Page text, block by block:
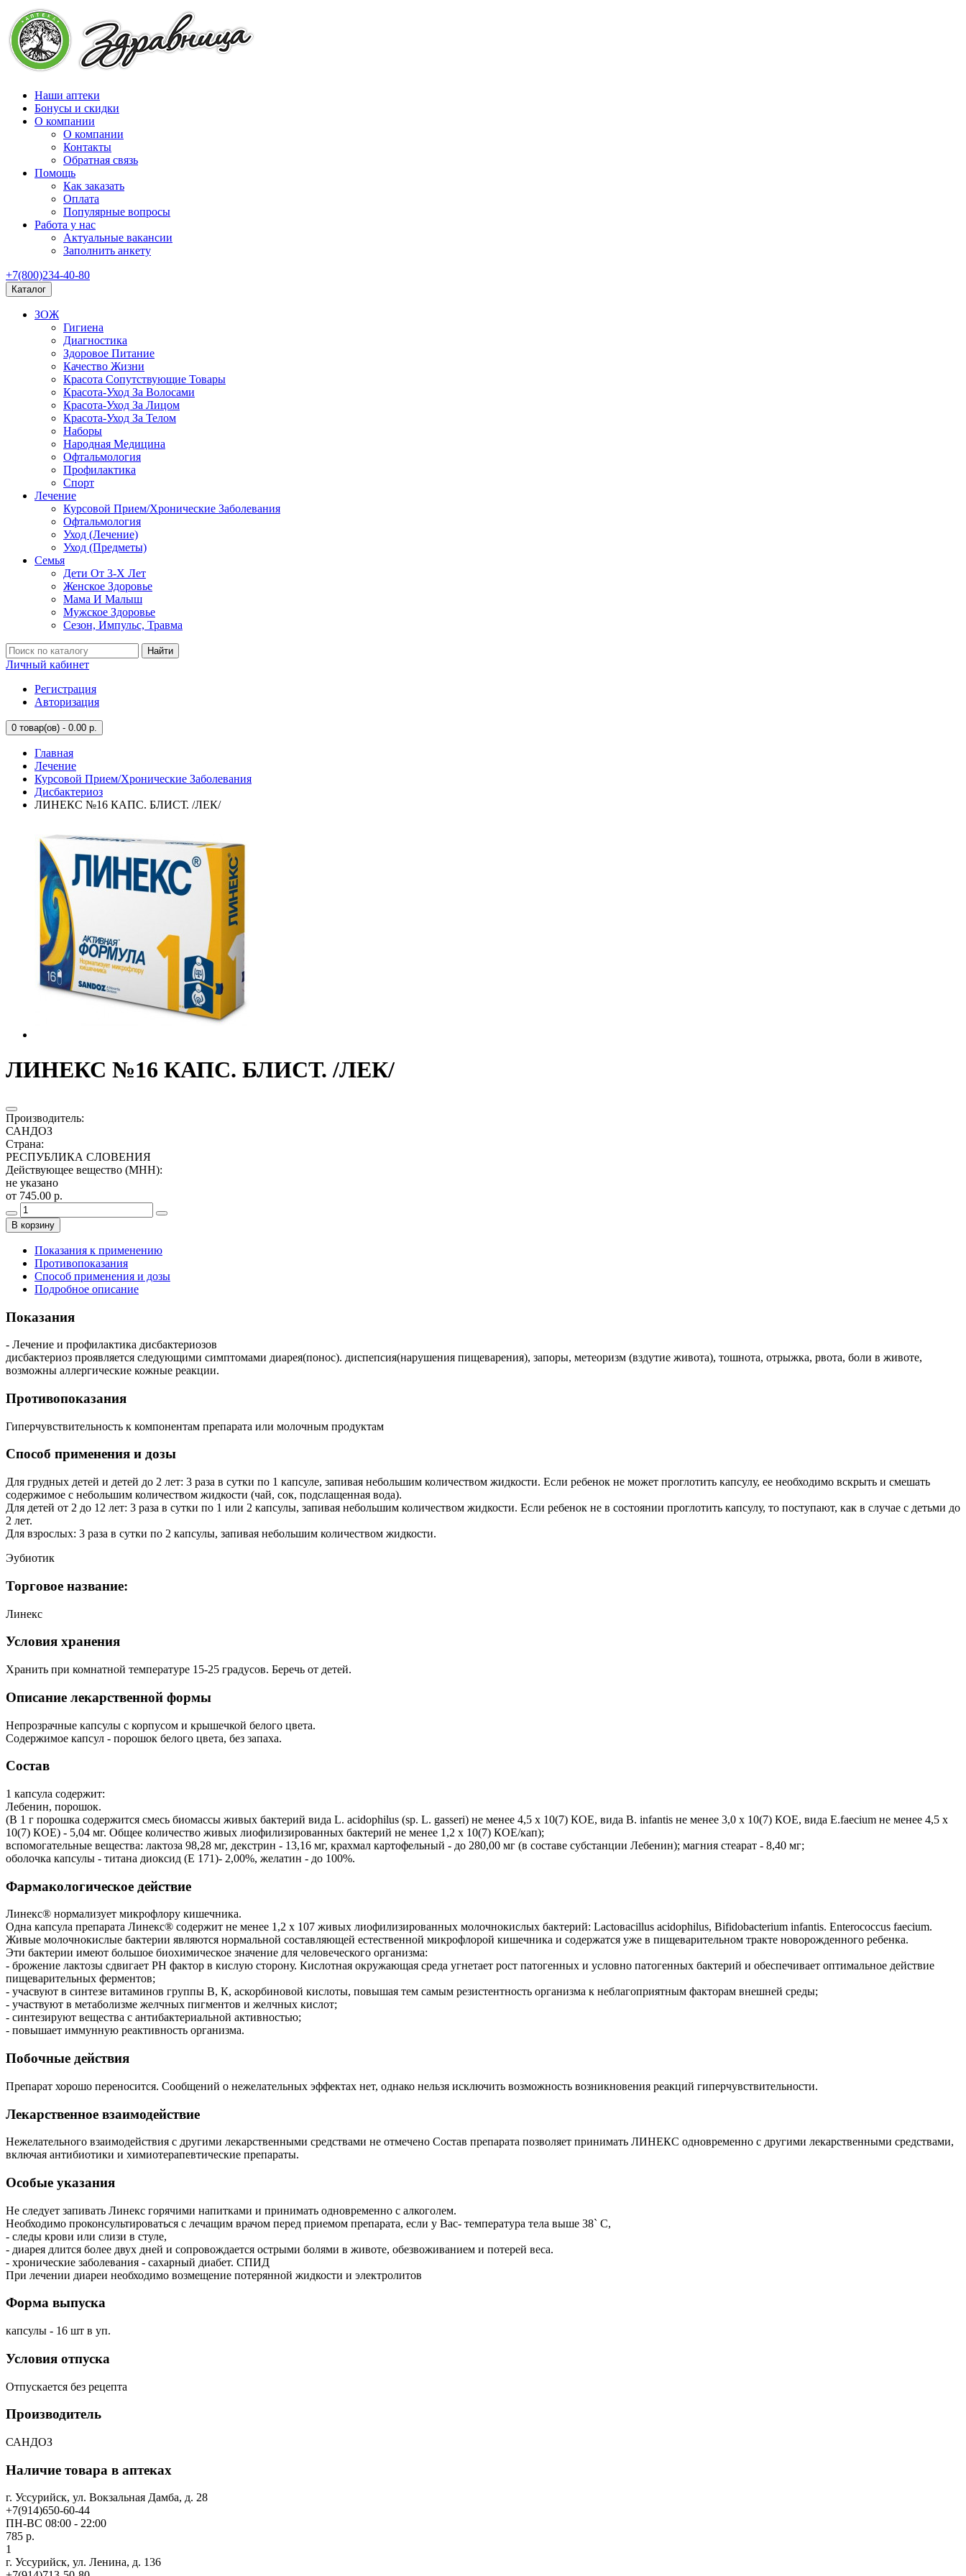
Наши аптеки
Бонусы и скидки
О компании
О компании
Контакты
Обратная связь
Помощь
Как заказать
Оплата
Популярные вопросы
Работа у нас
Актуальные вакансии
Заполнить анкету
+7(800)234-40-80
Каталог
ЗОЖ
Гигиена
Диагностика
Здоровое Питание
Качество Жизни
Красота Сопутствующие Товары
Красота-Уход За Волосами
Красота-Уход За Лицом
Красота-Уход За Телом
Наборы
Народная Медицина
Офтальмология
Профилактика
Спорт
Лечение
Курсовой Прием/Хронические Заболевания
Офтальмология
Уход (Лечение)
Уход (Предметы)
Семья
Дети От 3-Х Лет
Женское Здоровье
Мама И Малыш
Мужское Здоровье
Сезон, Импульс, Травма
Найти
Личный кабинет
Регистрация
Авторизация
0 товар(ов) - 0.00 р.
Главная
Лечение
Курсовой Прием/Хронические Заболевания
Дисбактериоз
ЛИНЕКС №16 КАПС. БЛИСТ. /ЛЕК/
ЛИНЕКС №16 КАПС. БЛИСТ. /ЛЕК/
Производитель:
САНДОЗ
Страна:
РЕСПУБЛИКА СЛОВЕНИЯ
Действующее вещество (МНН):
не указано
от 745.00 р.
В корзину
Показания к применению
Противопоказания
Способ применения и дозы
Подробное описание
Показания
- Лечение и профилактика дисбактериозов
дисбактериоз проявляется следующими симптомами диарея(понос). диспепсия(нарушения пищеварения), запоры, метеоризм (вздутие живота), тошнота, отрыжка, рвота, боли в животе,
возможны аллергические кожные реакции.
Противопоказания
Гиперчувствительность к компонентам препарата или молочным продуктам
Способ применения и дозы
Для грудных детей и детей до 2 лет: 3 раза в сутки по 1 капсуле, запивая небольшим количеством жидкости. Если ребенок не может проглотить капсулу, ее необходимо вскрыть и смешать
содержимое с небольшим количеством жидкости (чай, сок, подслащенная вода).
Для детей от 2 до 12 лет: 3 раза в сутки по 1 или 2 капсулы, запивая небольшим количеством жидкости. Если ребенок не в состоянии проглотить капсулу, то поступают, как в случае с детьми до
2 лет.
Для взрослых: 3 раза в сутки по 2 капсулы, запивая небольшим количеством жидкости.
Эубиотик
Торговое название:
Линекс
Условия хранения
Хранить при комнатной температуре 15-25 градусов. Беречь от детей.
Описание лекарственной формы
Непрозрачные капсулы с корпусом и крышечкой белого цвета.
Содержимое капсул - порошок белого цвета, без запаха.
Состав
1 капсула содержит:
Лебенин, порошок.
(В 1 г порошка содержится смесь биомассы живых бактерий вида L. acidophilus (sp. L. gasseri) не менее 4,5 х 10(7) КОЕ, вида В. infantis не менее 3,0 x 10(7) КОЕ, вида E.faecium не менее 4,5 x
10(7) КОЕ) - 5,04 мг. Общее количество живых лиофилизированных бактерий не менее 1,2 х 10(7) КОЕ/кап);
вспомогательные вещества: лактоза 98,28 мг, декстрин - 13,16 мг, крахмал картофельный - до 280,00 мг (в составе субстанции Лебенин); магния стеарат - 8,40 мг;
оболочка капсулы - титана диоксид (Е 171)- 2,00%, желатин - до 100%.
Фармакологическое действие
Линекс® нормализует микрофлору кишечника.
Одна капсула препарата Линекс® содержит не менее 1,2 х 107 живых лиофилизированных молочнокислых бактерий: Lactoвacillus acidophilus, Bifidobacterium infantis. Enterococcus faecium.
Живые молочнокислые бактерии являются нормальной составляющей естественной микрофлорой кишечника и содержатся уже в пищеварительном тракте новорожденного ребенка.
Эти бактерии имеют большое биохимическое значение для человеческого организма:
- брожение лактозы сдвигает РН фактор в кислую сторону. Кислотная окружающая среда угнетает рост патогенных и условно патогенных бактерий и обеспечивает оптимальное действие
пищеварительных ферментов;
- учасвуют в синтезе витаминов группы В, К, аскорбиновой кислоты, повышая тем самым резистентность организма к неблагоприятным факторам внешней среды;
- участвуют в метаболизме желчных пигментов и желчных кислот;
- синтезируют вещества с антибактериальной активностью;
- повышает иммунную реактивность организма.
Побочные действия
Препарат хорошо переносится. Сообщений о нежелательных эффектах нет, однако нельзя исключить возможность возникновения реакций гиперчувствительности.
Лекарственное взаимодействие
Нежелательного взаимодействия с другими лекарственными средствами не отмечено Состав препарата позволяет принимать ЛИНЕКС одновременно с другими лекарственными средствами,
включая антибиотики и химиотерапевтические препараты.
Особые указания
Не следует запивать Линекс горячими напитками и принимать одновременно с алкоголем.
Необходимо проконсультироваться с лечащим врачом перед приемом препарата, если у Вас- температура тела выше 38` С,
- следы крови или слизи в стуле,
- диарея длится более двух дней и сопровождается острыми болями в животе, обезвоживанием и потерей веса.
- хронические заболевания - сахарный диабет. СПИД
При лечении диареи необходимо возмещение потерянной жидкости и электролитов
Форма выпуска
капсулы - 16 шт в уп.
Условия отпуска
Отпускается без рецепта
Производитель
САНДОЗ
Наличие товара в аптеках
г. Уссурийск, ул. Вокзальная Дамба, д. 28
+7(914)650-60-44
ПН-ВС 08:00 - 22:00
785 р.
1
г. Уссурийск, ул. Ленина, д. 136